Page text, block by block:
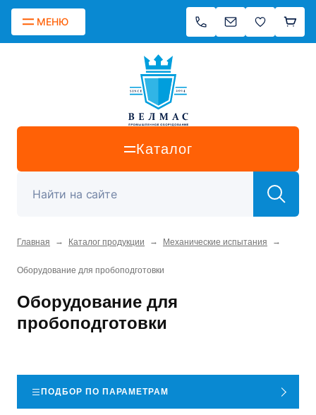
МЕНЮ
Каталог
Главная → Каталог продукции → Механические испытания →
Оборудование для пробоподготовки
Оборудование для
пробоподготовки
ПОДБОР ПО ПАРАМЕТРАМ